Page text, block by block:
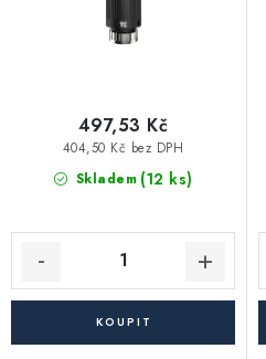
Skladem (12 ks)
404,50 Kč bez DPH
497,53 Kč